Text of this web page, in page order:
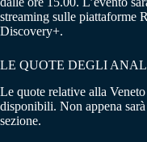
streaming sulle piattaforme
Discovery+.
LE QUOTE DEGLI
Le quote relative alla
disponibili. Non appena
sezione.